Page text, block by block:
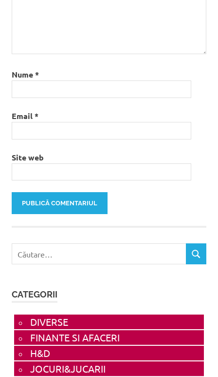
Nume*
Email*
Site web
după:
CATEGORII
DIVERSE
FINANTE SI AFACERI
H&D
JOCURI&JUCARII